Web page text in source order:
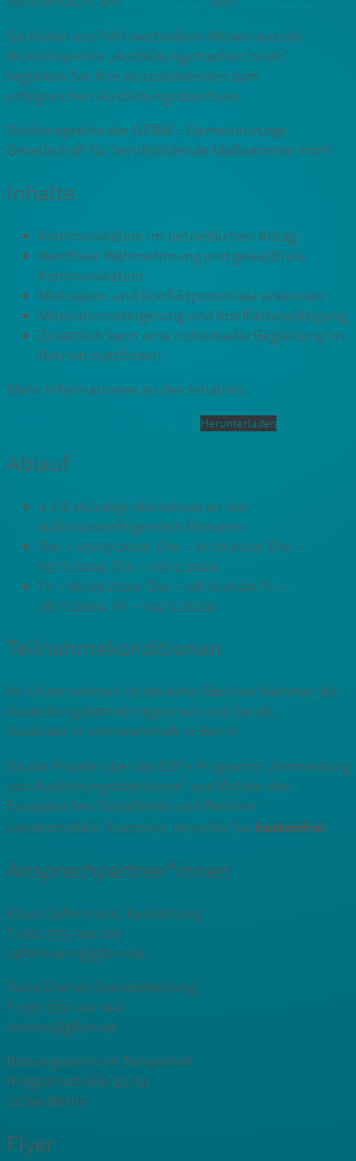
Sie bilden aus? Mit wertvollem Wissen aus der
Workshopreihe „Ausbildungsmacher:innen“
begleiten Sie Ihre Auszubildenden zum
erfolgreichen Ausbildungsabschluss.
Workshopreihe der GFBM – Gemeinnützige
Gesellschaft für berufsbildende Maßnahmen mbH
Inhalte
Kommunikation im betrieblichen Alltag
Wertfreie Wahrnehmung und gewaltfreie
Kommunikation
Motivation und Konfliktpotentiale erkennen
Motivationssteigerung und Konfliktbewältigung
Zusätzlich kann eine individuelle Begleitung im
Betrieb stattfinden
Mehr Informationen zu den Inhalten:
Herunterladen
Ablauf
4 x 8-stündige Workshops an vier
aufeinanderfolgenden Monaten
Die. – 03.09.2024, Die. – 01.10.2024, Die. –
05.11.2024, Die. – 03.12.2024
Fr. – 06.09.2024, Die. – 08.10.2024, Fr. –
08.11.2024, Mi. – 04.12.2024
Teilnahmekonditionen
Ihr Unternehmen ist bei einer Berliner Kammer als
Ausbildungsbetrieb registriert und Sie als
Ausbilder:in sind wohnhaft in Berlin.
Da das Projekt über das ESF+ Programm „Vermeidung
von Ausbildungsabbrüchen“ aus Mitteln des
Europäischen Sozialfonds und Berliner
Landesmitteln finanziert, ist es für Sie kostenfrei.
Ansprechpartner*innen
Klaus Opfermann, Kursleitung
T 030 755 144 103
opfermann@gfbm.de
Dana Dreher, Standortleitung
T 030 755 144 144
dreher@gfbm.de
Bildungszentrum Tempelhof
Ringbahnstraße 32-34
12099 Berlin
Flyer